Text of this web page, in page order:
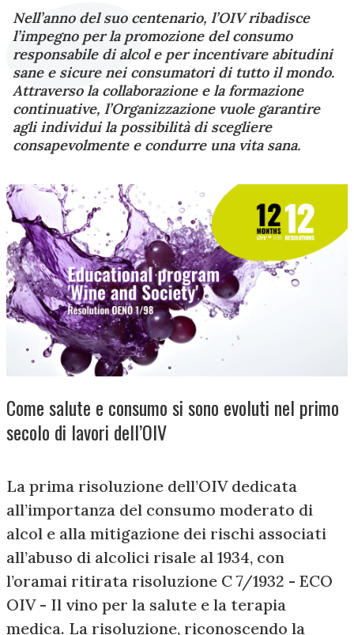
Nell’anno del suo centenario, l’OIV ribadisce
l’impegno per la promozione del consumo
responsabile di alcol e per incentivare abitudini
sane e sicure nei consumatori di tutto il mondo.
Attraverso la collaborazione e la formazione
continuative, l’Organizzazione vuole garantire
agli individui la possibilità di scegliere
consapevolmente e condurre una vita sana.
Come salute e consumo si sono evoluti nel primo
secolo di lavori dell’OIV
La prima risoluzione dell’OIV dedicata
all’importanza del consumo moderato di
alcol e alla mitigazione dei rischi associati
all’abuso di alcolici risale al 1934, con
l’oramai ritirata risoluzione C 7/1932 - ECO
OIV - Il vino per la salute e la terapia
medica. La risoluzione, riconoscendo la